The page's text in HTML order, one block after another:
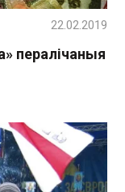
пералічаныя
22.02.2019